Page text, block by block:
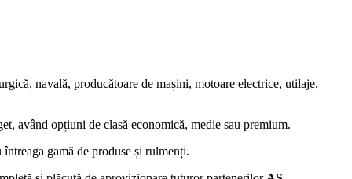
navală, producătoare de mașini, motoare electrice, utilaje,
având opțiuni de clasă economică, medie sau premium.
gamă de produse și rulmenți.